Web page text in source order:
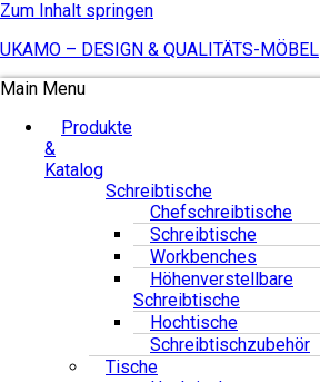
Zum Inhalt springen
UKAMO – DESIGN & QUALITÄTS-MÖBEL
Main Menu
Produkte
&
Katalog
Schreibtische
Chefschreibtische
Schreibtische
Workbenches
Höhenverstellbare
Schreibtische
Hochtische
Schreibtischzubehör
Tische